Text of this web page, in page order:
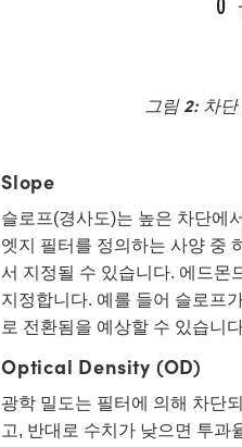
그림 2: 차단
Slope
슬로프(경사도)는 높은 차단에
엣지 필터를 정의하는 사양 중
서 지정될 수 있습니다. 에드몬
지정합니다. 예를 들어 슬로프
로 전환됨을 예상할 수 있습니
Optical Density (OD)
광학 밀도는 필터에 의해 차단
고, 반대로 수치가 낮으면 투과